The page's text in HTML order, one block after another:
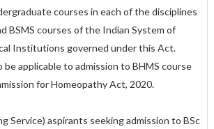
courses in each of the disciplines
BSMS courses of the Indian System of
Institutions governed under this Act.
be applicable to admission to BHMS course
for Homeopathy Act, 2020.
Service) aspirants seeking admission to BSc